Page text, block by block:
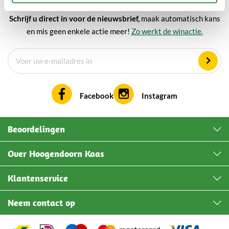
Schrijf u direct in voor de nieuwsbrief, maak automatisch kans
en mis geen enkele actie meer! Zo werkt de winactie.
Facebook Instagram
Beoordelingen
Over Hoogendoorn Kaas
Klantenservice
Neem contact op